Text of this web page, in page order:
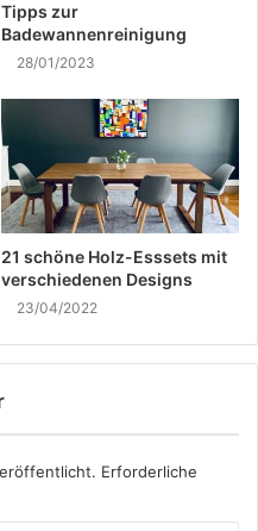
Tipps zur
Badewannenreinigung
28/01/2023
21 schöne Holz-Esssets mit
verschiedenen Designs
23/04/2022
Erforderliche